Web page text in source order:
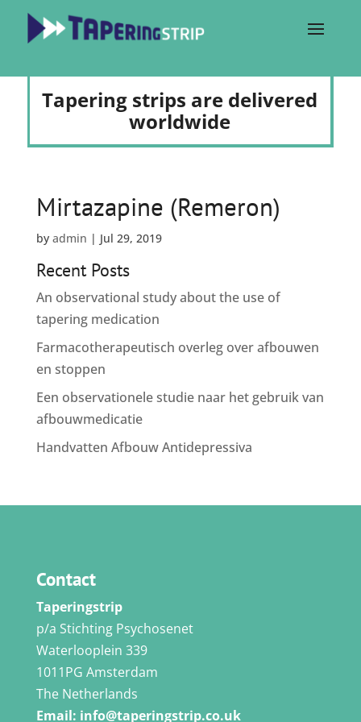
Tapering strips are delivered
worldwide
Mirtazapine (Remeron)
by admin | Jul 29, 2019
Recent Posts
An observational study about the use of
tapering medication
Farmacotherapeutisch overleg over afbouwen
en stoppen
Een observationele studie naar het gebruik van
afbouwmedicatie
Handvatten Afbouw Antidepressiva
Contact
Taperingstrip
p/a Stichting Psychosenet
Waterlooplein 339
1011PG Amsterdam
The Netherlands
Email: info@taperingstrip.co.uk